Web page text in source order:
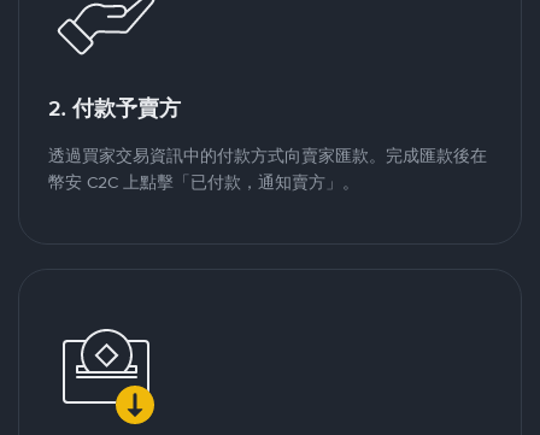
2. 付款予賣方
透過買家交易資訊中的付款方式向賣家匯款。完成匯款後在
幣安 C2C 上點擊「已付款，通知賣方」。